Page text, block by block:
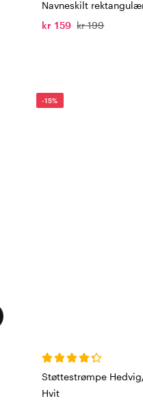
Navneskilt
kr 159 kr 199
-15%
Støttestrømpe
Hvit